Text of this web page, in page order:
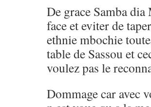
De grace Samba
face et eviter de
ethnie mbochie
table de Sassou et
voulez pas le
Dommage car avec